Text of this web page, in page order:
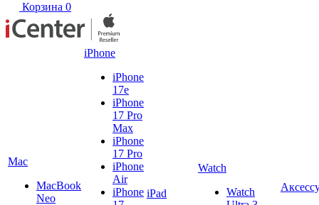
Корзина 0
Mac
MacBook
Neo
iPhone
iPhone
17e
iPhone
17 Pro
Max
iPhone
17 Pro
iPhone
Air
iPhone iPad
Watch
Watch